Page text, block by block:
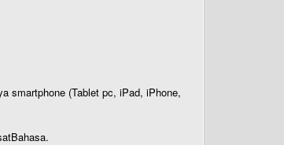
smartphone (Tablet pc, iPad, iPhone,